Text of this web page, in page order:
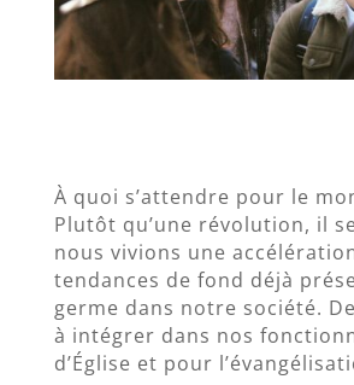
À quoi s’attendre pour le
Plutôt qu’une révolution, il
nous vivions une
tendances de fond déjà
germe dans notre société.
à intégrer dans nos
d’Église et pour